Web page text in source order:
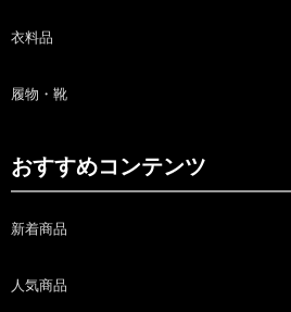
衣料品
履物・靴
おすすめコンテンツ
新着商品
人気商品